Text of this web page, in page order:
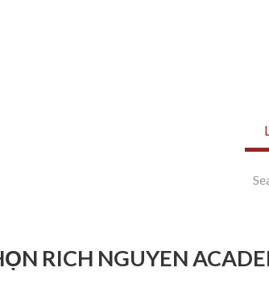
RICH NGUYEN